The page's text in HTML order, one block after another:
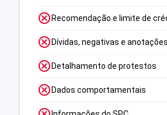
Recomendação e limite de
Dívidas, negativas e anotações
Detalhamento de protestos
Dados comportamentais